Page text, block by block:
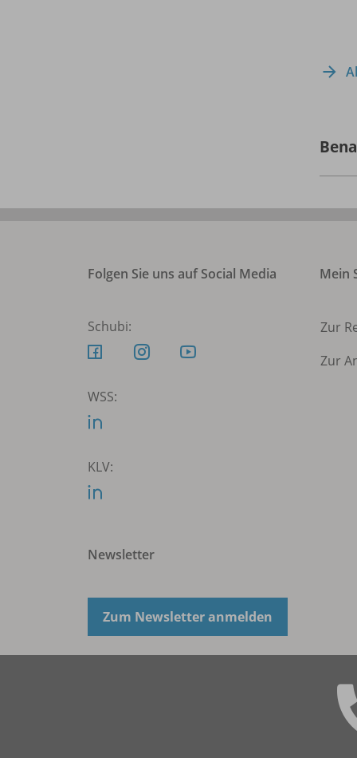
Folgen Sie uns auf Social Media
Schubi:
WSS:
KLV:
Newsletter
Zum Newsletter anmelden
Mein
Zur
Zur